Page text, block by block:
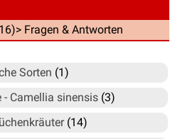
> Fragen & Antworten
Sorten (1)
- Camellia sinensis (3)
(14)